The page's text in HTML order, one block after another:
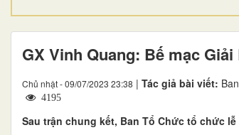
GX Vinh Quang: Bế mạc
Chủ nhật - 09/07/2023 23:38 | Tác giả bài viết:
4195
Sau trận chung kết, Ban Tổ Chức tổ chức